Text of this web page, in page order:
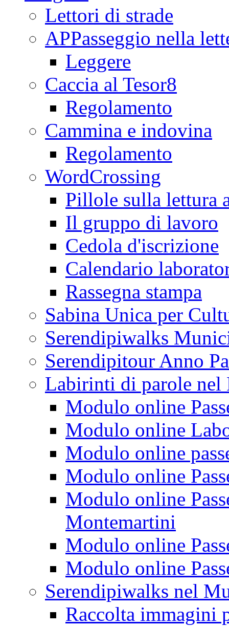
Lettori di strade
APPasseggio nella
Leggere
Caccia al Tesor8
Regolamento
Cammina e indovina
Regolamento
WordCrossing
Pillole sulla lettura
Il gruppo di lavoro
Cedola d'iscrizione
Calendario
Rassegna stampa
Sabina Unica per
Serendipiwalks
Serendipitour Anno
Labirinti di parole
Modulo online
Modulo online
Modulo online
Modulo online
Modulo online
Montemartini
Modulo online
Modulo online
Serendipiwalks nel
Raccolta immagini